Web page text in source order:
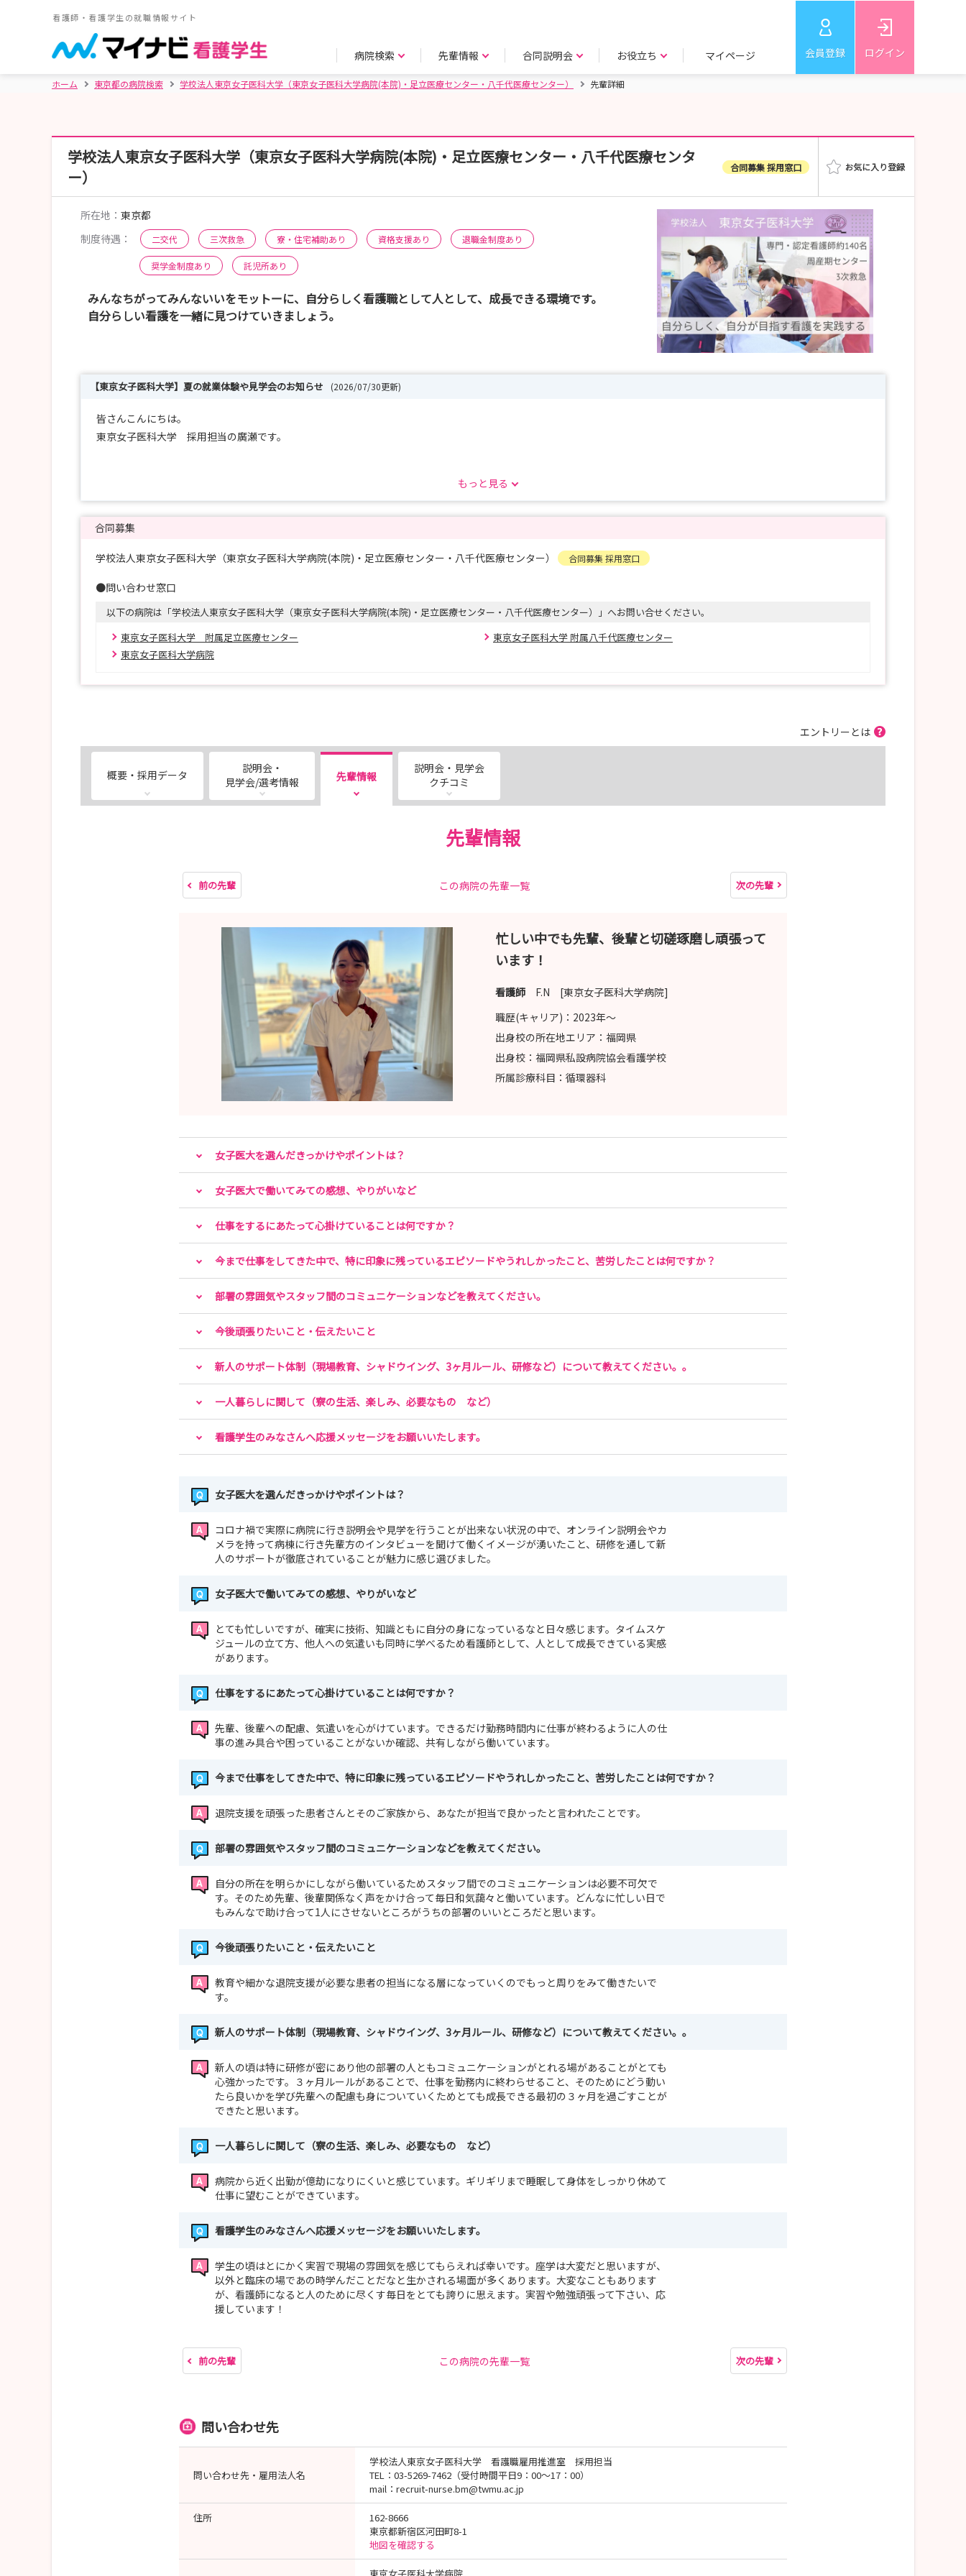
看護師・看護学生の就職情報サイト
病院検索 先輩情報 合同説明会 お役立ち マイページ 会員登録 ログイン
ホーム 東京都の病院検索 学校法人東京女子医科大学（東京女子医科大学病院(本院)・足立医療センター・八千代医療センター） 先輩詳細
学校法人東京女子医科大学（東京女子医科大学病院(本院)・足立医療センター・八千代医療センタ
ー）
合同募集 採用窓口
所在地： 東京都
制度待遇：
二交代 三次救急 寮・住宅補助あり 資格支援あり 退職金制度あり
奨学金制度あり 託児所あり
みんなちがってみんないいをモットーに、自分らしく看護職として人として、成長できる環境です。
自分らしい看護を一緒に見つけていきましょう。
【東京女子医科大学】夏の就業体験や見学会のお知らせ (2026/07/30更新)
皆さんこんにちは。
東京女子医科大学 採用担当の廣瀬です。
施設を選べて、希望領域も選ぶことができます。
※産科を希望する方は、助産師オンライン説明会の参加が必須になっておりますので、
まずはそちらからご参加ください。
イベント開催日は、各施設のサイトや伝言板をご覧ください。
⇒看護師のシャドウイングを1日行います。
また『患者さんとの関わりを見て、自分の目指す看護がここにあると思った』という声もありますので、
病院選択に際し、就職先として大切にしたいことも見つかるかもしれません。
『東京女子医科大学病院』『附属足立医療センター』『附属八千代医療センター』
もっと見る
合同募集
学校法人東京女子医科大学（東京女子医科大学病院(本院)・足立医療センター・八千代医療センター） 合同募集 採用窓口
●問い合わせ窓口
以下の病院は「学校法人東京女子医科大学（東京女子医科大学病院(本院)・足立医療センター・八千代医療センター）」へお問い合せください。
東京女子医科大学 附属足立医療センター
東京女子医科大学 附属八千代医療センター
東京女子医科大学病院
エントリーとは
概要・採用データ
説明会・
見学会/選考情報
先輩情報
説明会・見学会
クチコミ
先輩情報
前の先輩 この病院の先輩一覧 次の先輩
忙しい中でも先輩、後輩と切磋琢磨し頑張って
います！
看護師 F.N [東京女子医科大学病院]
職歴(キャリア)： 2023年〜
出身校の所在地エリア： 福岡県
出身校： 福岡県私設病院協会看護学校
所属診療科目： 循環器科
女子医大を選んだきっかけやポイントは？
女子医大で働いてみての感想、やりがいなど
仕事をするにあたって心掛けていることは何ですか？
今まで仕事をしてきた中で、特に印象に残っているエピソードやうれしかったこと、苦労したことは何ですか？
部署の雰囲気やスタッフ間のコミュニケーションなどを教えてください。
今後頑張りたいこと・伝えたいこと
新人のサポート体制（現場教育、シャドウイング、3ヶ月ルール、研修など）について教えてください。。
一人暮らしに関して（寮の生活、楽しみ、必要なもの など）
看護学生のみなさんへ応援メッセージをお願いいたします。
女子医大を選んだきっかけやポイントは？
コロナ禍で実際に病院に行き説明会や見学を行うことが出来ない状況の中で、オンライン説明会やカ
メラを持って病棟に行き先輩方のインタビューを聞けて働くイメージが湧いたこと、研修を通して新
人のサポートが徹底されていることが魅力に感じ選びました。
女子医大で働いてみての感想、やりがいなど
とても忙しいですが、確実に技術、知識ともに自分の身になっているなと日々感じます。タイムスケ
ジュールの立て方、他人への気遣いも同時に学べるため看護師として、人として成長できている実感
があります。
仕事をするにあたって心掛けていることは何ですか？
先輩、後輩への配慮、気遣いを心がけています。できるだけ勤務時間内に仕事が終わるように人の仕
事の進み具合や困っていることがないか確認、共有しながら働いています。
今まで仕事をしてきた中で、特に印象に残っているエピソードやうれしかったこと、苦労したことは何ですか？
退院支援を頑張った患者さんとそのご家族から、あなたが担当で良かったと言われたことです。
部署の雰囲気やスタッフ間のコミュニケーションなどを教えてください。
自分の所在を明らかにしながら働いているためスタッフ間でのコミュニケーションは必要不可欠で
す。そのため先輩、後輩関係なく声をかけ合って毎日和気藹々と働いています。どんなに忙しい日で
もみんなで助け合って1人にさせないところがうちの部署のいいところだと思います。
今後頑張りたいこと・伝えたいこと
教育や細かな退院支援が必要な患者の担当になる層になっていくのでもっと周りをみて働きたいで
す。
新人のサポート体制（現場教育、シャドウイング、3ヶ月ルール、研修など）について教えてください。。
新人の頃は特に研修が密にあり他の部署の人ともコミュニケーションがとれる場があることがとても
心強かったです。３ヶ月ルールがあることで、仕事を勤務内に終わらせること、そのためにどう動い
たら良いかを学び先輩への配慮も身についていくためとても成長できる最初の３ヶ月を過ごすことが
できたと思います。
一人暮らしに関して（寮の生活、楽しみ、必要なもの など）
病院から近く出勤が億劫になりにくいと感じています。ギリギリまで睡眠して身体をしっかり休めて
仕事に望むことができています。
看護学生のみなさんへ応援メッセージをお願いいたします。
学生の頃はとにかく実習で現場の雰囲気を感じてもらえれば幸いです。座学は大変だと思いますが、
以外と臨床の場であの時学んだことだなと生かされる場面が多くあります。大変なこともあります
が、看護師になると人のために尽くす毎日をとても誇りに思えます。実習や勉強頑張って下さい、応
援しています！
前の先輩 この病院の先輩一覧 次の先輩
問い合わせ先
問い合わせ先・雇用法人名
学校法人東京女子医科大学 看護職雇用推進室 採用担当
TEL：03-5269-7462（受付時間平日9：00～17：00）
mail：recruit-nurse.bm@twmu.ac.jp
住所
162-8666
東京都新宿区河田町8-1
地図を確認する